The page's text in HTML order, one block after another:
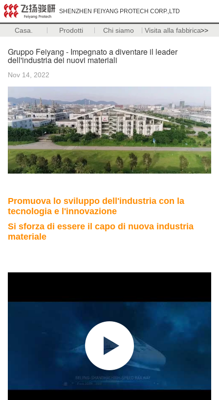
SHENZHEN FEIYANG PROTECH CORP.,LTD
Casa. Prodotti Chi siamo Visita alla fabbrica>>
Gruppo Feiyang - Impegnato a diventare il leader
dell'industria dei nuovi materiali
Nov 14, 2022
Promuova lo sviluppo dell'industria con la
tecnologia e l'innovazione
Si sforza di essere il capo di nuova industria
materiale